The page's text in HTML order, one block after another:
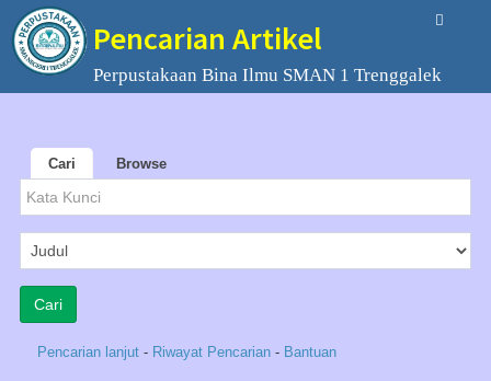
Pencarian Artikel
Perpustakaan Bina Ilmu SMAN 1 Trenggalek
Cari Browse
Pencarian lanjut - Riwayat Pencarian - Bantuan